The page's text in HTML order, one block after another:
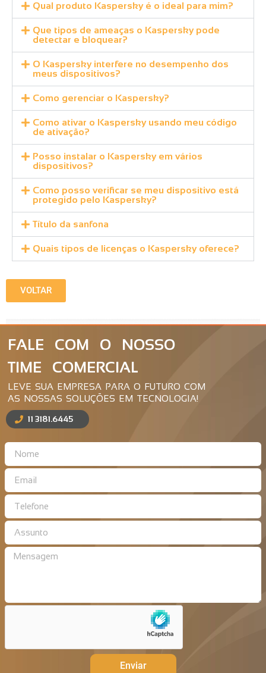
Qual produto Kaspersky é o ideal para mim?
Que tipos de ameaças o Kaspersky pode
detectar e bloquear?
O Kaspersky interfere no desempenho dos
meus dispositivos?
Como gerenciar o Kaspersky?
Como ativar o Kaspersky usando meu código
de ativação?
Posso instalar o Kaspersky em vários
dispositivos?
Como posso verificar se meu dispositivo está
protegido pelo Kaspersky?
Título da sanfona
Quais tipos de licenças o Kaspersky oferece?
VOLTAR
FALE COM O NOSSO
TIME COMERCIAL
LEVE SUA EMPRESA PARA O FUTURO COM
AS NOSSAS SOLUÇÕES EM TECNOLOGIA!
11 3181.6445
Enviar